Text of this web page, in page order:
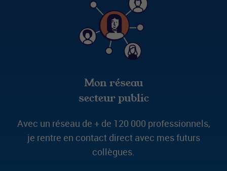
Mon réseau
secteur public
Avec un réseau de + de 120 000 professionnels,
je rentre en contact direct avec mes futurs
collègues.